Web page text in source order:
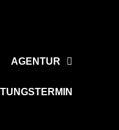
AGENTUR